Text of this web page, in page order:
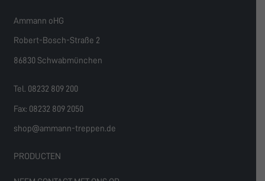
Ammann oHG
Robert-Bosch-Straße 2
86830 Schwabmünchen
Tel. 08232 809 200
Fax: 08232 809 2050
shop@ammann-treppen.de
PRODUCTEN